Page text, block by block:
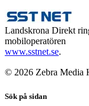
Landskrona Direkt
mobiloperatören
www.sstnet.se.
© 2026 Zebra Media
Sök på sidan